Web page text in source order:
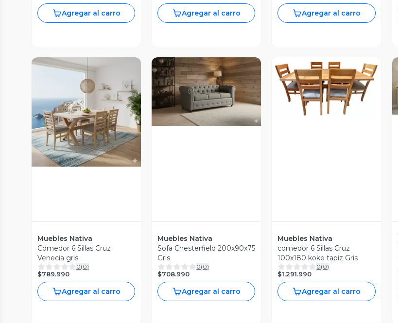
Agregar al carro Agregar al carro Agregar al carro
Vista Previa
Muebles Nativa
Comedor 6 Sillas Cruz
Venecia gris
0(0)
$789.990
Agregar al carro
Vista Previa
Muebles Nativa
Sofa Chesterfield 200x90x75
Gris
0(0)
$708.990
Agregar al carro
Vista Previa
Muebles Nativa
comedor 6 Sillas Cruz
100x180 koke tapiz Gris
0(0)
$1.291.990
Agregar al carro